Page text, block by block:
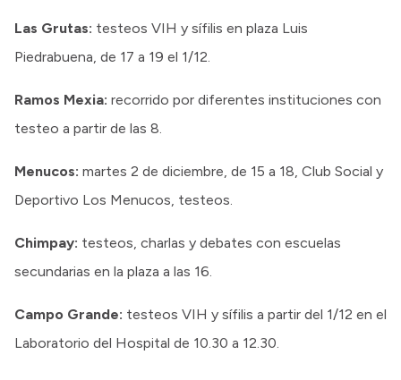
Las Grutas: testeos VIH y sífilis en plaza Luis
Piedrabuena, de 17 a 19 el 1/12.
Ramos Mexia: recorrido por diferentes instituciones con
testeo a partir de las 8.
Menucos: martes 2 de diciembre, de 15 a 18, Club Social y
Deportivo Los Menucos, testeos.
Chimpay: testeos, charlas y debates con escuelas
secundarias en la plaza a las 16.
Campo Grande: testeos VIH y sífilis a partir del 1/12 en el
Laboratorio del Hospital de 10.30 a 12.30.